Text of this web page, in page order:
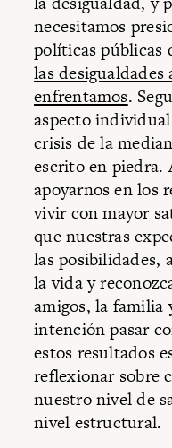
necesitamos
políticas públicas
las desigualdades
enfrentamos.
aspecto
crisis de la
escrito en piedra.
apoyarnos en los
vivir con mayor
que nuestras
las posibilidades,
la vida y
amigos, la familia
intención pasar
estos resultados
reflexionar sobre
nuestro nivel de
nivel estructural.